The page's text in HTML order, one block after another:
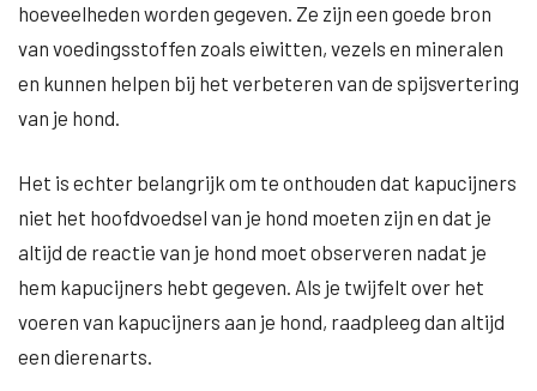
hoeveelheden worden gegeven. Ze zijn een goede bron
van voedingsstoffen zoals eiwitten, vezels en mineralen
en kunnen helpen bij het verbeteren van de spijsvertering
van je hond.
Het is echter belangrijk om te onthouden dat kapucijners
niet het hoofdvoedsel van je hond moeten zijn en dat je
altijd de reactie van je hond moet observeren nadat je
hem kapucijners hebt gegeven. Als je twijfelt over het
voeren van kapucijners aan je hond, raadpleeg dan altijd
een dierenarts.